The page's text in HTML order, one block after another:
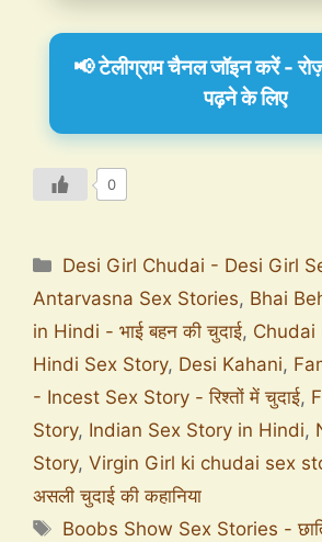
📢 टेलीग्राम चैनल जॉइन करें -
पढ़ने के लिए
0
Desi Girl Chudai - Desi Girl
Antarvasna Sex Stories, Bhai
in Hindi - भाई बहन की चुदाई, Chudai
Hindi Sex Story, Desi Kahani,
- Incest Sex Story - रिश्तों में चुदाई,
Story, Indian Sex Story in Hindi,
Story, Virgin Girl ki chudai sex
असली चुदाई की कहानिया
Boobs Show Sex Stories -